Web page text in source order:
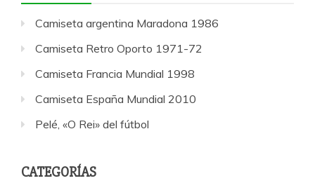
Camiseta argentina Maradona 1986
Camiseta Retro Oporto 1971-72
Camiseta Francia Mundial 1998
Camiseta España Mundial 2010
Pelé, «O Rei» del fútbol
CATEGORÍAS